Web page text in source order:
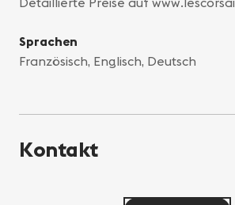
Sprachen
Französisch, Englisch, Deutsch
Kontakt